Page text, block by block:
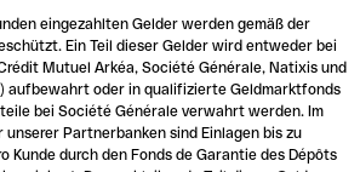
eingezahlten Gelder werden gemäß der
Ein Teil dieser Gelder wird entweder bei
Mutuel Arkéa, Société Générale, Natixis und
aufbewahrt oder in qualifizierte Geldmarktfonds
bei Société Générale verwahrt werden. Im
unserer Partnerbanken sind Einlagen bis zu
Kunde durch den Fonds de Garantie des Dépôts